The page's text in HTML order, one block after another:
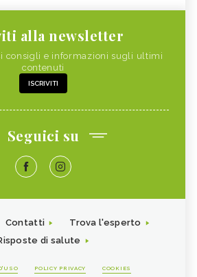
alla newsletter
consigli e informazioni sugli ultimi
contenuti
ISCRIVITI
Seguici su
Contatti
Trova l'esperto
di salute
POLICY PRIVACY COOKIES